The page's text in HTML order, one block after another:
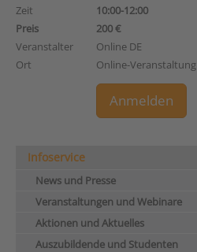
Zeit
10:00-12:00
Preis
200 €
Veranstalter
Online DE
Ort
Online-Veranstaltung
Anmelden
Infoservice
News und Presse
Veranstaltungen und Webinare
Aktionen und Aktuelles
Auszubildende und Studenten